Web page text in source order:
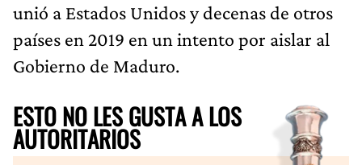
unió a Estados Unidos y decenas de otros
países en 2019 en un intento por aislar al
Gobierno de Maduro.
ESTO NO LES GUSTA A LOS
AUTORITARIOS